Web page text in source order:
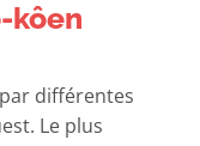
kôen
différentes
Le plus